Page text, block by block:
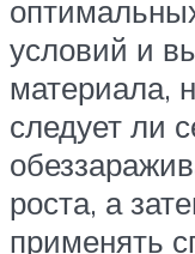
условий и
материала,
следует ли
роста, а
применять